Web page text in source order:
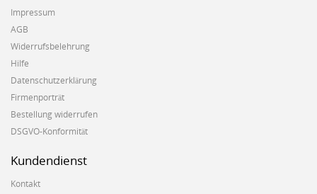
Impressum
AGB
Widerrufsbelehrung
Hilfe
Datenschutzerklärung
Firmenporträt
Bestellung widerrufen
DSGVO-Konformität
Kundendienst
Kontakt